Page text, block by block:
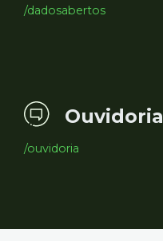
/dadosabertos
Ouvidoria
/ouvidoria